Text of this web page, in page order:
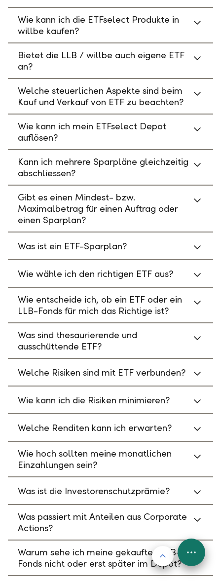
Wie kann ich die ETFselect Produkte in
willbe kaufen?
Bietet die LLB / willbe auch eigene ETF
an?
Welche steuerlichen Aspekte sind beim
Kauf und Verkauf von ETF zu beachten?
Wie kann ich mein ETFselect Depot
auflösen?
Kann ich mehrere Sparpläne gleichzeitig
abschliessen?
Gibt es einen Mindest- bzw.
Maximalbetrag für einen Auftrag oder
einen Sparplan?
Was ist ein ETF-Sparplan?
Wie wähle ich den richtigen ETF aus?
Wie entscheide ich, ob ein ETF oder ein
LLB-Fonds für mich das Richtige ist?
Was sind thesaurierende und
ausschüttende ETF?
Welche Risiken sind mit ETF verbunden?
Wie kann ich die Risiken minimieren?
Welche Renditen kann ich erwarten?
Wie hoch sollten meine monatlichen
Einzahlungen sein?
Was ist die Investorenschutzprämie?
Was passiert mit Anteilen aus Corporate
Actions?
Warum sehe ich meine gekauften LLB-
Fonds nicht oder erst später im Depot?
Nach oben
FAB
Menu